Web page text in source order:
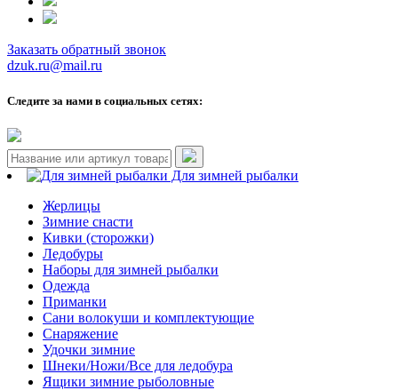
Заказать обратный звонок
dzuk.ru@mail.ru
Следите за нами в социальных сетях:
Для зимней рыбалки
Жерлицы
Зимние снасти
Кивки (сторожки)
Ледобуры
Наборы для зимней рыбалки
Одежда
Приманки
Сани волокуши и комплектующие
Снаряжение
Удочки зимние
Шнеки/Ножи/Все для ледобура
Ящики зимние рыболовные